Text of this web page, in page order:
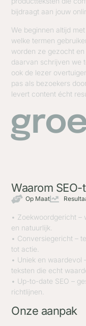
bijdraagt aan jouw
We beginnen altijd
welke termen
worden ze gezocht
daarvan schrijven we
ook de lezer
pas als bezoekers
levert content écht
Waarom
Op Maat
• Zoekwoordgericht –
en natuurlijk.
• Conversiegericht –
tot actie.
• Uniek en waardevol
teksten die echt
• Up-to-date SEO –
richtlijnen.
Onze aanpak